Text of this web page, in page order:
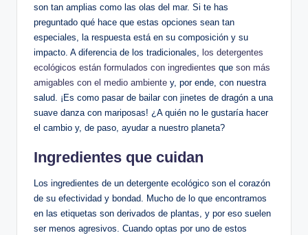
son tan amplias como las olas del mar. Si te has
preguntado qué hace que estas opciones sean tan
especiales, la respuesta está en su composición y su
impacto. A diferencia de los tradicionales, los detergentes
ecológicos están formulados con ingredientes que son más
amigables con el medio ambiente y, por ende, con nuestra
salud. ¡Es como pasar de bailar con jinetes de dragón a una
suave danza con mariposas! ¿A quién no le gustaría hacer
el cambio y, de paso, ayudar a nuestro planeta?
Ingredientes que cuidan
Los ingredientes de un detergente ecológico son el corazón
de su efectividad y bondad. Mucho de lo que encontramos
en las etiquetas son derivados de plantas, y por eso suelen
ser menos agresivos. Cuando optas por uno de estos